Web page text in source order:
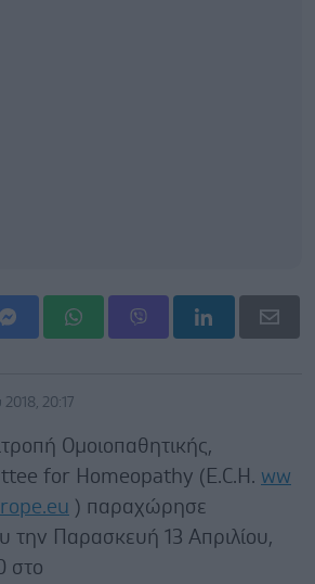
20:17
Ομοιοπαθητικής,
for Homeopathy (E.C.H. ww
) παραχώρησε
την Παρασκευή 13 Απριλίου,
στο